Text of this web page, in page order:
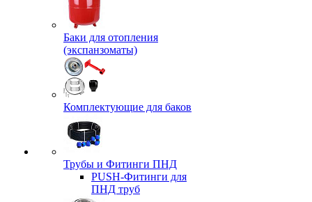
Баки для отопления
(экспанзоматы)
Комплектующие для баков
Трубы и Фитинги ПНД
PUSH-Фитинги для
ПНД труб